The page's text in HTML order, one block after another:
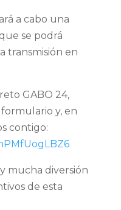
a cabo una
se podrá
transmisión en
GABO 24,
y, en
contigo:
mucha diversión
de esta